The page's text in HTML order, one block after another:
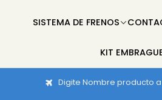
SISTEMA DE FRENOS
KIT
Digite Nombre producto